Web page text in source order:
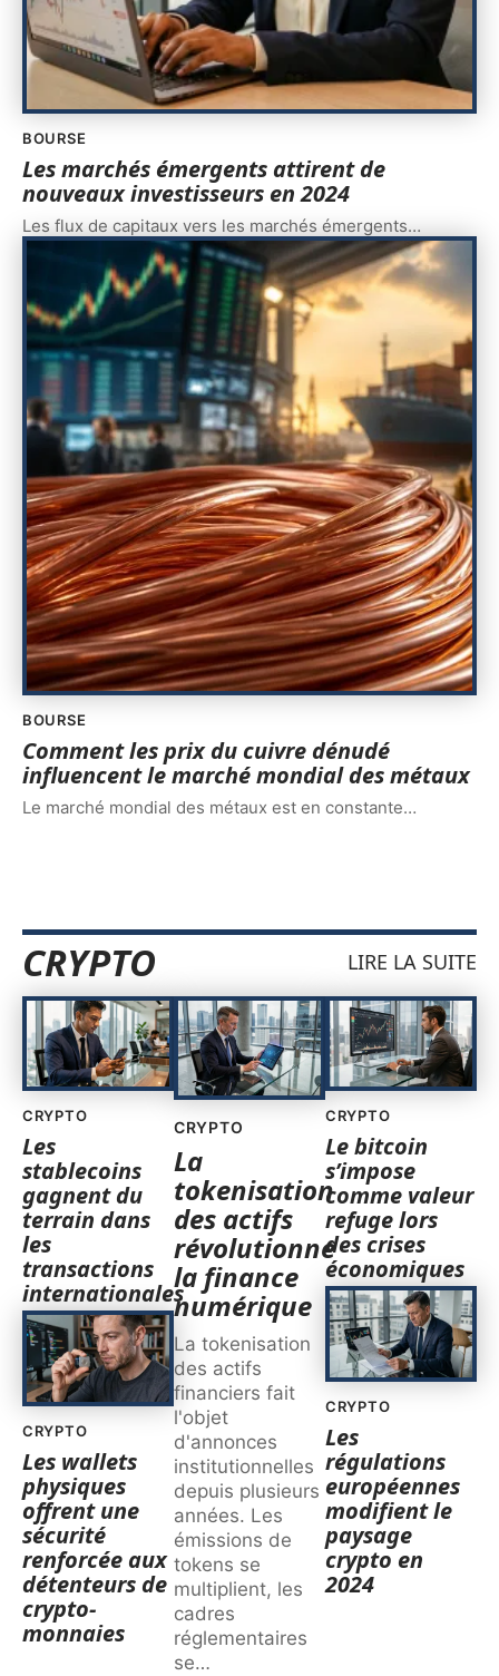
BOURSE
Les marchés émergents attirent de
nouveaux investisseurs en 2024
Les flux de capitaux vers les marchés émergents…
BOURSE
Comment les prix du cuivre dénudé
influencent le marché mondial des métaux
Le marché mondial des métaux est en constante…
CRYPTO LIRE LA SUITE
CRYPTO
Les
stablecoins
gagnent du
terrain dans
les
transactions
internationales
CRYPTO
Les wallets
physiques
offrent une
sécurité
renforcée aux
détenteurs de
crypto-
monnaies
CRYPTO
La
tokenisation
des actifs
révolutionne
la finance
numérique
La tokenisation
des actifs
financiers fait
l'objet
d'annonces
institutionnelles
depuis plusieurs
années. Les
émissions de
tokens se
multiplient, les
cadres
réglementaires
se…
CRYPTO
Le bitcoin
s’impose
comme valeur
refuge lors
des crises
économiques
CRYPTO
Les
régulations
européennes
modifient le
paysage
crypto en
2024